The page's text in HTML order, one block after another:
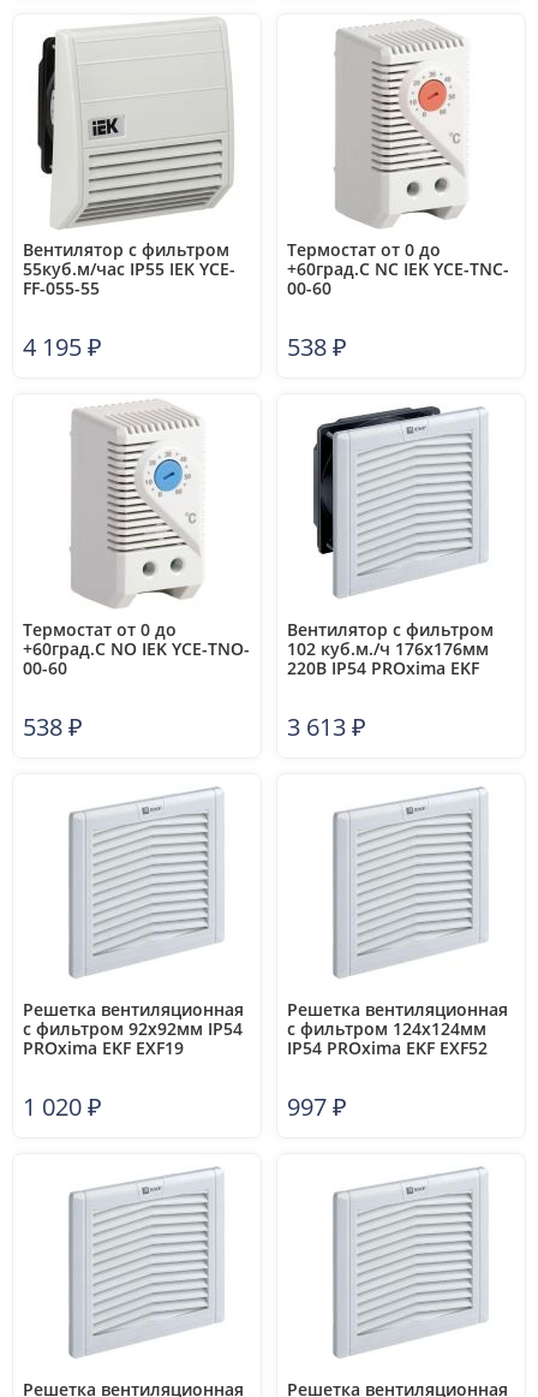
Вентилятор с фильтром
55куб.м/час IP55 IEK YCE-
FF-055-55
4 195₽
Термостат от 0 до
+60град.C NC IEK YCE-TNC-
00-60
538₽
Термостат от 0 до
+60град.C NO IEK YCE-TNO-
00-60
538₽
Вентилятор с фильтром
102 куб.м./ч 176x176мм
220В IP54 PROxima EKF
3 613₽
Решетка вентиляционная
с фильтром 92x92мм IP54
PROxima EKF EXF19
1 020₽
Решетка вентиляционная
с фильтром 124x124мм
IP54 PROxima EKF EXF52
997₽
Решетка вентиляционная Решетка вентиляционная